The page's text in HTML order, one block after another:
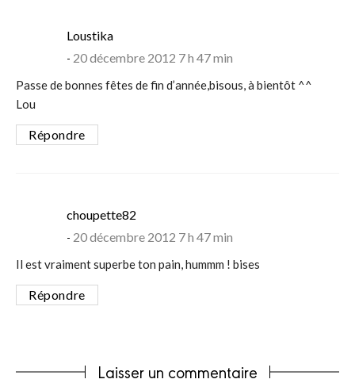
Loustikasays:
20 décembre 2012 7 h 47 min
Passe de bonnes fêtes de fin d’année,bisous, à bientôt ^^
Lou
Répondre
choupette82
20 décembre 2012 7 h 47 min
Il est vraiment superbe ton pain, hummm ! bises
Répondre
Laisser un commentaire